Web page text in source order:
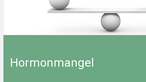
Hormonmangel